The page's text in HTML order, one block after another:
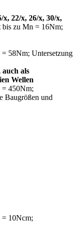
x, 22/x, 26/x, 30/x,
bis zu Mn = 16Nm;
58Nm; Untersetzung
auch als
Wellen
= 450Nm;
Baugrößen und
= 10Ncm;